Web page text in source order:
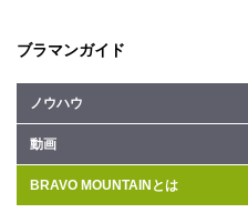
ブラマンガイド
ノウハウ
動画
BRAVO MOUNTAINとは